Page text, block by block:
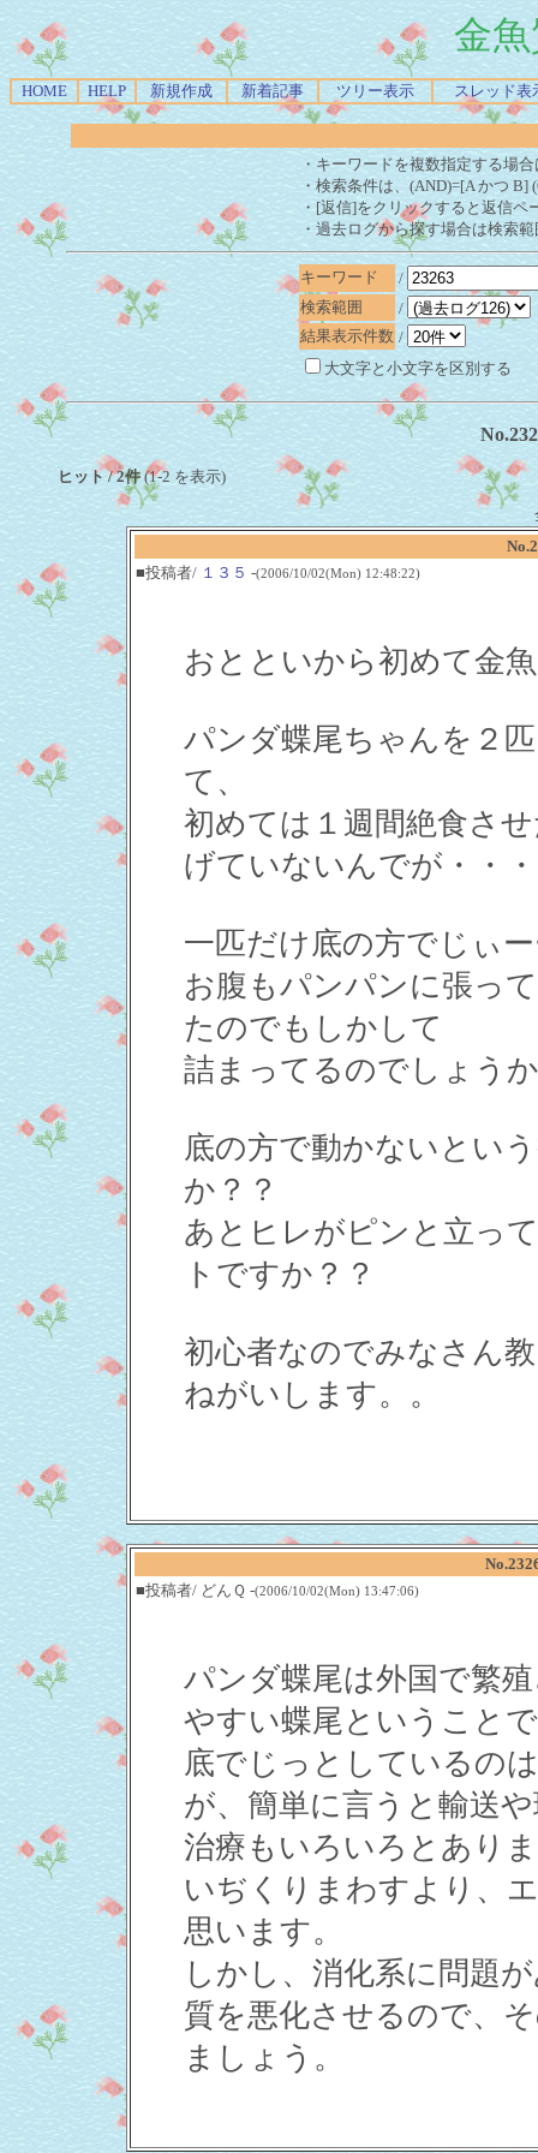
金
HOME HELP 新規作成 新着記事 ツリー表示 スレッド表
・キーワードを複数指定する場
・検索条件は、(AND)=[A かつ
・[返信]をクリックすると返信
・過去ログから探す場合は検索
キーワード
/
検索範囲
/
結果表示件数 /
大文字と小文字を区別する
ヒット / 2件 (1-2 を表示)
■投稿者/ １３５ -(2006/10/02(Mon) 12:48:22)
おとといから初めて金
パンダ蝶尾ちゃんを２
て、
初めては１週間絶食さ
げていないんでが・・・
一匹だけ底の方でじぃ
お腹もパンパンに張っ
たのでもしかして
詰まってるのでしょう
底の方で動かないとい
か？？
あとヒレがピンと立っ
トですか？？
初心者なのでみなさん
ねがいします。。
■投稿者/ どんＱ -(2006/10/02(Mon) 13:47:06)
パンダ蝶尾は外国で繁
やすい蝶尾ということ
底でじっとしているの
が、簡単に言うと輸送
治療もいろいろとあり
いぢくりまわすより、
思います。
しかし、消化系に問題
質を悪化させるので、
ましょう。